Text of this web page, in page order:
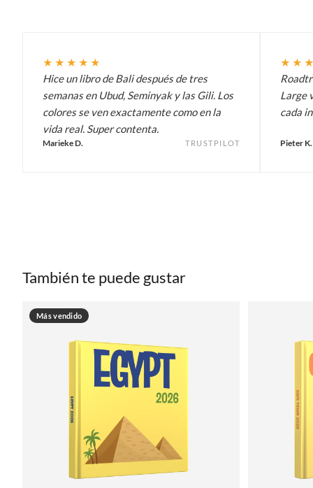
★★★★★
Hice un libro de Bali después de tres
semanas en Ubud, Seminyak y las Gili. Los
colores se ven exactamente como en la
vida real. Super contenta.
Marieke D. TRUSTPILOT
Large
cada
Pieter K.
También te puede gustar
Más vendido